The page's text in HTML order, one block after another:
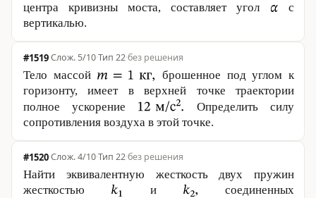
центра кривизны моста, составляет угол
с
вертикалью.
#1519· 5/10·Тип 22·без решения
Тело массой
брошенное под углом к
горизонту, имеет в верхней точке траектории
полное ускорение
Определить силу
сопротивления воздуха в этой точке.
#1520· 4/10·Тип 22·без решения
Найти эквивалентную жесткость двух пружин
жесткостью
и
соединенных